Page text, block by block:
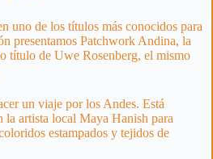
uno de los títulos más conocidos para
presentamos Patchwork Andina, la
título de Uwe Rosenberg, el mismo
un viaje por los Andes. Está
la artista local Maya Hanish para
estampados y tejidos de